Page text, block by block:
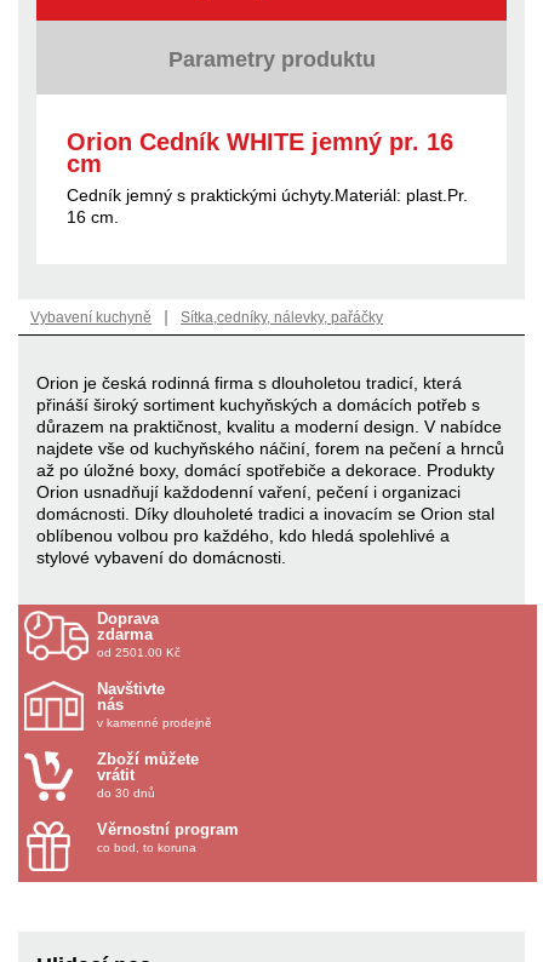
Parametry produktu
Orion Cedník WHITE jemný pr. 16
cm
Cedník jemný s praktickými úchyty.Materiál: plast.Pr.
16 cm.
Vybavení kuchyně | Sítka,cedníky, nálevky, pařáčky
Orion je česká rodinná firma s dlouholetou tradicí, která
přináší široký sortiment kuchyňských a domácích potřeb s
důrazem na praktičnost, kvalitu a moderní design. V nabídce
najdete vše od kuchyňského náčiní, forem na pečení a hrnců
až po úložné boxy, domácí spotřebiče a dekorace. Produkty
Orion usnadňují každodenní vaření, pečení i organizaci
domácnosti. Díky dlouholeté tradici a inovacím se Orion stal
oblíbenou volbou pro každého, kdo hledá spolehlivé a
stylové vybavení do domácnosti.
Doprava
zdarma
od 2501.00 Kč
Navštivte
nás
v kamenné prodejně
Zboží můžete
vrátit
do 30 dnů
Věrnostní program
co bod, to koruna